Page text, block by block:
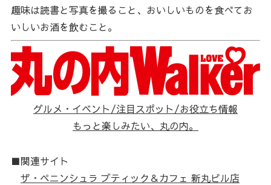
趣味は読書と写真を撮ること、おいしいものを食べてお
いしいお酒を飲むこと。
グルメ・イベント/注目スポット/お役立ち情報
もっと楽しみたい、丸の内。
■関連サイト
ザ・ペニンシュラ ブティック＆カフェ 新丸ビル店